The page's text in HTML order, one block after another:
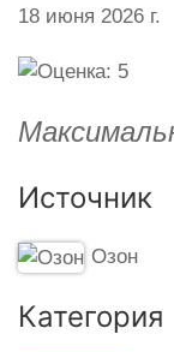
18 июня 2026 г.
Источник
Озон
Категория